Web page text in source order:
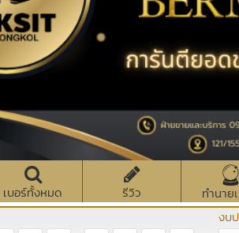
เบอร์ทั้งหมด รีวิว
ทำนาย
งบ